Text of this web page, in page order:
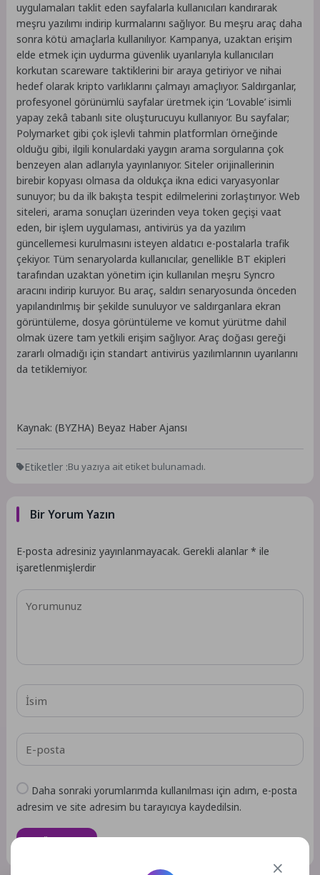
uygulamaları taklit eden sayfalarla kullanıcıları kandırarak
meşru yazılımı indirip kurmalarını sağlıyor. Bu meşru araç daha
sonra kötü amaçlarla kullanılıyor. Kampanya, uzaktan erişim
elde etmek için uydurma güvenlik uyarılarıyla kullanıcıları
korkutan scareware taktiklerini bir araya getiriyor ve nihai
hedef olarak kripto varlıklarını çalmayı amaçlıyor. Saldırganlar,
profesyonel görünümlü sayfalar üretmek için ‘Lovable’ isimli
yapay zekâ tabanlı site oluşturucuyu kullanıyor. Bu sayfalar;
Polymarket gibi çok işlevli tahmin platformları örneğinde
olduğu gibi, ilgili konulardaki yaygın arama sorgularına çok
benzeyen alan adlarıyla yayınlanıyor. Siteler orijinallerinin
birebir kopyası olmasa da oldukça ikna edici varyasyonlar
sunuyor; bu da ilk bakışta tespit edilmelerini zorlaştırıyor. Web
siteleri, arama sonuçları üzerinden veya token geçişi vaat
eden, bir işlem uygulaması, antivirüs ya da yazılım
güncellemesi kurulmasını isteyen aldatıcı e-postalarla trafik
çekiyor. Tüm senaryolarda kullanıcılar, genellikle BT ekipleri
tarafından uzaktan yönetim için kullanılan meşru Syncro
aracını indirip kuruyor. Bu araç, saldırı senaryosunda önceden
yapılandırılmış bir şekilde sunuluyor ve saldırganlara ekran
görüntüleme, dosya görüntüleme ve komut yürütme dahil
olmak üzere tam yetkili erişim sağlıyor. Araç doğası gereği
zararlı olmadığı için standart antivirüs yazılımlarının uyarılarını
da tetiklemiyor.
Kaynak: (BYZHA) Beyaz Haber Ajansı
Etiketler :Bu yazıya ait etiket bulunamadı.
Bir Yorum Yazın
E-posta adresiniz yayınlanmayacak. Gerekli alanlar* ile
işaretlenmişlerdir
Daha sonraki yorumlarımda kullanılması için adım, e-posta
adresim ve site adresim bu tarayıcıya kaydedilsin.
GÖNDER